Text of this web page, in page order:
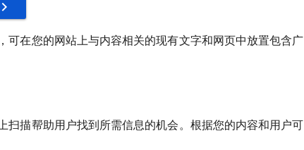
可在您的网站上与内容相关的现有文字和网页中放置包含广
扫描帮助用户找到所需信息的机会。根据您的内容和用户可